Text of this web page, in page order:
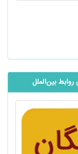
‌‌‌‌‌بین‌الملل